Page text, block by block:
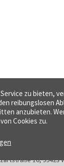
GmbH
16, 99423
zu bieten,
reibungslosen
anzubieten.
Cookies zu.